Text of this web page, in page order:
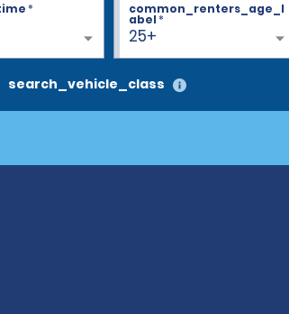
*
25+
common_renters_age_l
abel*
search_vehicle_class